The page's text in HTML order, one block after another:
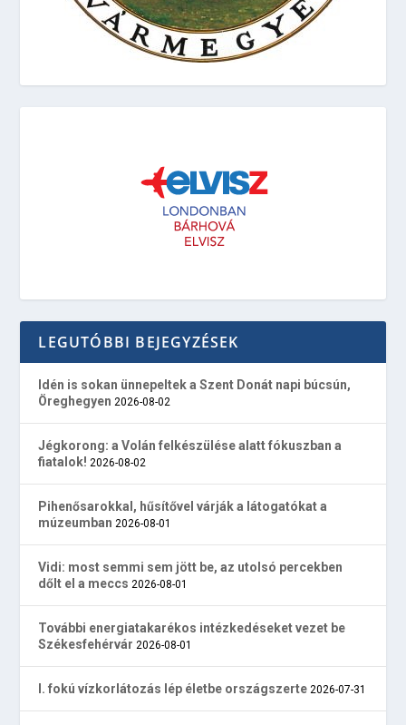
LEGUTÓBBI BEJEGYZÉSEK
Idén is sokan ünnepeltek a Szent Donát napi búcsún,
Öreghegyen 2026-08-02
Jégkorong: a Volán felkészülése alatt fókuszban a
fiatalok! 2026-08-02
Pihenősarokkal, hűsítővel várják a látogatókat a
múzeumban 2026-08-01
Vidi: most semmi sem jött be, az utolsó percekben
dőlt el a meccs 2026-08-01
További energiatakarékos intézkedéseket vezet be
Székesfehérvár 2026-08-01
I. fokú vízkorlátozás lép életbe országszerte 2026-07-31